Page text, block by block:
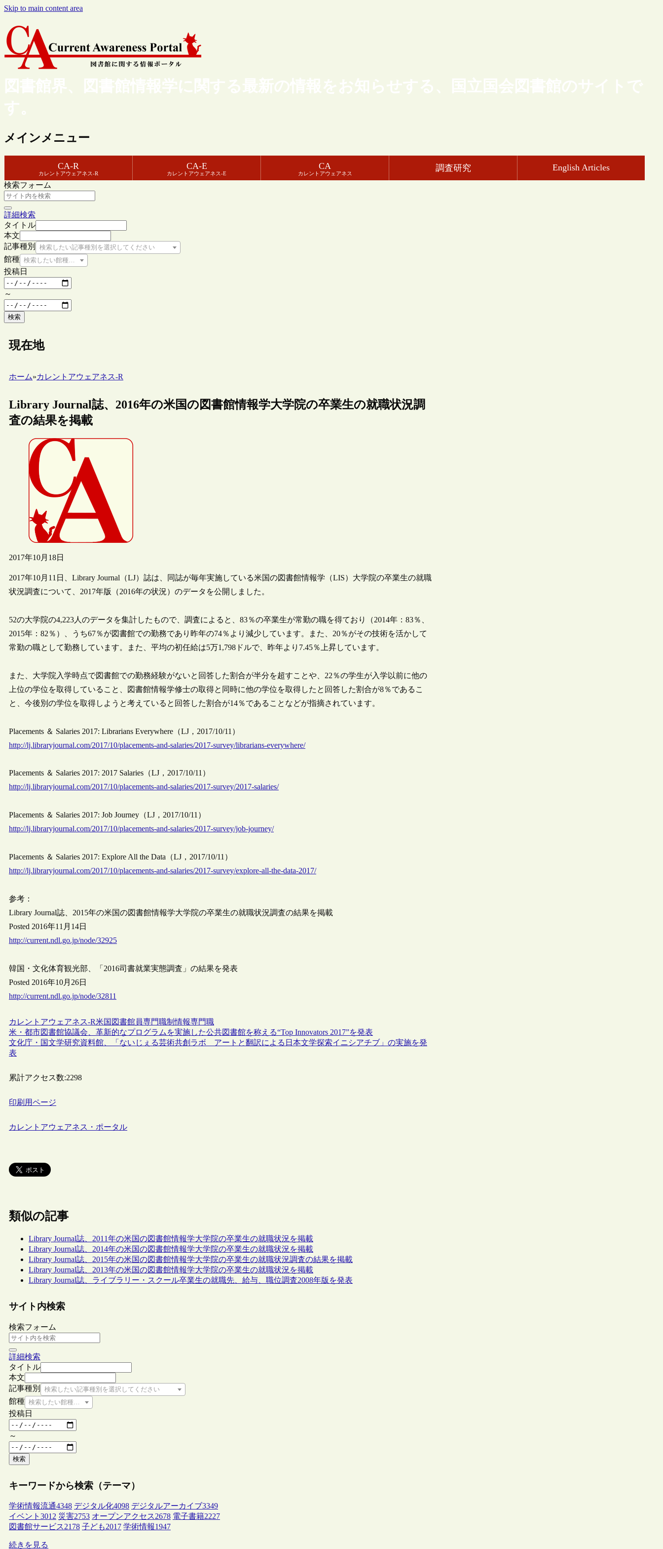
Skip to main content area
図書館界、図書館情報学に関する最新の情報をお知らせする、国立国会図書館のサイトで
す。
メインメニュー
CA-R
カレントアウェアネス-R
CA-E
カレントアウェアネス-E
CA
カレントアウェアネス
調査研究 English Articles
検索フォーム
詳細検索
タイトル
本文
記事種別
検索したい記事種別を選択してください
館種 検索したい館種を選択してください
投稿日
～
検索
現在地
ホーム»カレントアウェアネス-R
Library Journal誌、2016年の米国の図書館情報学大学院の卒業生の就職状況調
査の結果を掲載
2017年10月18日
2017年10月11日、Library Journal（LJ）誌は、同誌が毎年実施している米国の図書館情報学（LIS）大学院の卒業生の就職
状況調査について、2017年版（2016年の状況）のデータを公開しました。
52の大学院の4,223人のデータを集計したもので、調査によると、83％の卒業生が常勤の職を得ており（2014年：83％、
2015年：82％）、うち67％が図書館での勤務であり昨年の74％より減少しています。また、20％がその技術を活かして
常勤の職として勤務しています。また、平均の初任給は5万1,798ドルで、昨年より7.45％上昇しています。
また、大学院入学時点で図書館での勤務経験がないと回答した割合が半分を超すことや、22％の学生が入学以前に他の
上位の学位を取得していること、図書館情報学修士の取得と同時に他の学位を取得したと回答した割合が8％であるこ
と、今後別の学位を取得しようと考えていると回答した割合が14％であることなどが指摘されています。
Placements ＆ Salaries 2017: Librarians Everywhere（LJ，2017/10/11）
http://lj.libraryjournal.com/2017/10/placements-and-salaries/2017-survey/librarians-everywhere/
Placements ＆ Salaries 2017: 2017 Salaries（LJ，2017/10/11）
http://lj.libraryjournal.com/2017/10/placements-and-salaries/2017-survey/2017-salaries/
Placements ＆ Salaries 2017: Job Journey（LJ，2017/10/11）
http://lj.libraryjournal.com/2017/10/placements-and-salaries/2017-survey/job-journey/
Placements ＆ Salaries 2017: Explore All the Data（LJ，2017/10/11）
http://lj.libraryjournal.com/2017/10/placements-and-salaries/2017-survey/explore-all-the-data-2017/
参考：
Library Journal誌、2015年の米国の図書館情報学大学院の卒業生の就職状況調査の結果を掲載
Posted 2016年11月14日
http://current.ndl.go.jp/node/32925
韓国・文化体育観光部、「2016司書就業実態調査」の結果を発表
Posted 2016年10月26日
http://current.ndl.go.jp/node/32811
カレントアウェアネス-R米国 図書館員専門職制情報専門職
米・都市図書館協議会、革新的なプログラムを実施した公共図書館を称える“Top Innovators 2017”を発表
文化庁・国文学研究資料館、「ないじぇる芸術共創ラボ アートと翻訳による日本文学探索イニシアチブ」の実施を発
表
累計アクセス数:2298
印刷用ページ
カレントアウェアネス・ポータル
類似の記事
Library Journal誌、2011年の米国の図書館情報学大学院の卒業生の就職状況を掲載
Library Journal誌、2014年の米国の図書館情報学大学院の卒業生の就職状況を掲載
Library Journal誌、2015年の米国の図書館情報学大学院の卒業生の就職状況調査の結果を掲載
Library Journal誌、2013年の米国の図書館情報学大学院の卒業生の就職状況を掲載
Library Journal誌、ライブラリー・スクール卒業生の就職先、給与、職位調査2008年版を発表
サイト内検索
検索フォーム
詳細検索
タイトル
本文
記事種別
検索したい記事種別を選択してください
館種 検索したい館種を選択してください
投稿日
～
検索
キーワードから検索（テーマ）
学術情報流通4348 デジタル化4098 デジタルアーカイブ3349
イベント 3012 災害2753 オープンアクセス2678 電子書籍2227
図書館サービス2178 子ども2017 学術情報1947
続きを見る